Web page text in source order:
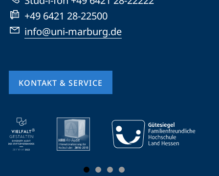
+49 6421 28-22500
info@uni-marburg.de
KONTAKT & SERVICE
Mobile-
Service-
Navigation